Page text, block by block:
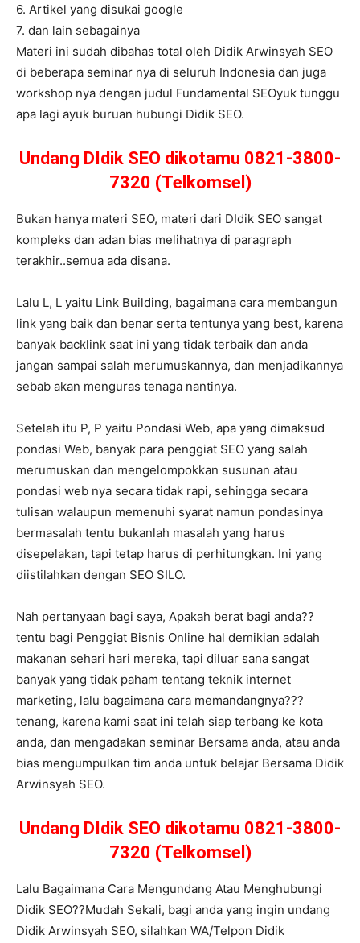
6. Artikel yang disukai google
7. dan lain sebagainya
Materi ini sudah dibahas total oleh Didik Arwinsyah SEO
di beberapa seminar nya di seluruh Indonesia dan juga
workshop nya dengan judul Fundamental SEOyuk tunggu
apa lagi ayuk buruan hubungi Didik SEO.
Undang DIdik SEO dikotamu 0821-3800-
7320 (Telkomsel)
Bukan hanya materi SEO, materi dari DIdik SEO sangat
kompleks dan adan bias melihatnya di paragraph
terakhir..semua ada disana.
Lalu L, L yaitu Link Building, bagaimana cara membangun
link yang baik dan benar serta tentunya yang best, karena
banyak backlink saat ini yang tidak terbaik dan anda
jangan sampai salah merumuskannya, dan menjadikannya
sebab akan menguras tenaga nantinya.
Setelah itu P, P yaitu Pondasi Web, apa yang dimaksud
pondasi Web, banyak para penggiat SEO yang salah
merumuskan dan mengelompokkan susunan atau
pondasi web nya secara tidak rapi, sehingga secara
tulisan walaupun memenuhi syarat namun pondasinya
bermasalah tentu bukanlah masalah yang harus
disepelakan, tapi tetap harus di perhitungkan. Ini yang
diistilahkan dengan SEO SILO.
Nah pertanyaan bagi saya, Apakah berat bagi anda??
tentu bagi Penggiat Bisnis Online hal demikian adalah
makanan sehari hari mereka, tapi diluar sana sangat
banyak yang tidak paham tentang teknik internet
marketing, lalu bagaimana cara memandangnya???
tenang, karena kami saat ini telah siap terbang ke kota
anda, dan mengadakan seminar Bersama anda, atau anda
bias mengumpulkan tim anda untuk belajar Bersama Didik
Arwinsyah SEO.
Undang DIdik SEO dikotamu 0821-3800-
7320 (Telkomsel)
Lalu Bagaimana Cara Mengundang Atau Menghubungi
Didik SEO??Mudah Sekali, bagi anda yang ingin undang
Didik Arwinsyah SEO, silahkan WA/Telpon Didik